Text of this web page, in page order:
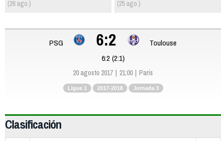
(25 ago.)
(26 ago.)
PSG 6:2
Toulouse
6:2 (2:1)
20 agosto 2017 21:00 París
Ligue 1 2017-2018 Jornada 3
Clasificación